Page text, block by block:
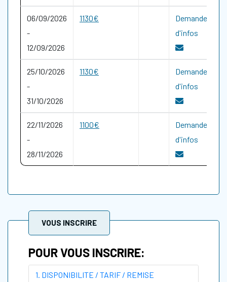
06/09/2026
-
12/09/2026
1130€
Demande
d'infos
25/10/2026
-
31/10/2026
1130€
Demande
d'infos
22/11/2026
-
28/11/2026
1100€
Demande
d'infos
VOUS INSCRIRE
POUR VOUS INSCRIRE:
1. DISPONIBILITE / TARIF / REMISE